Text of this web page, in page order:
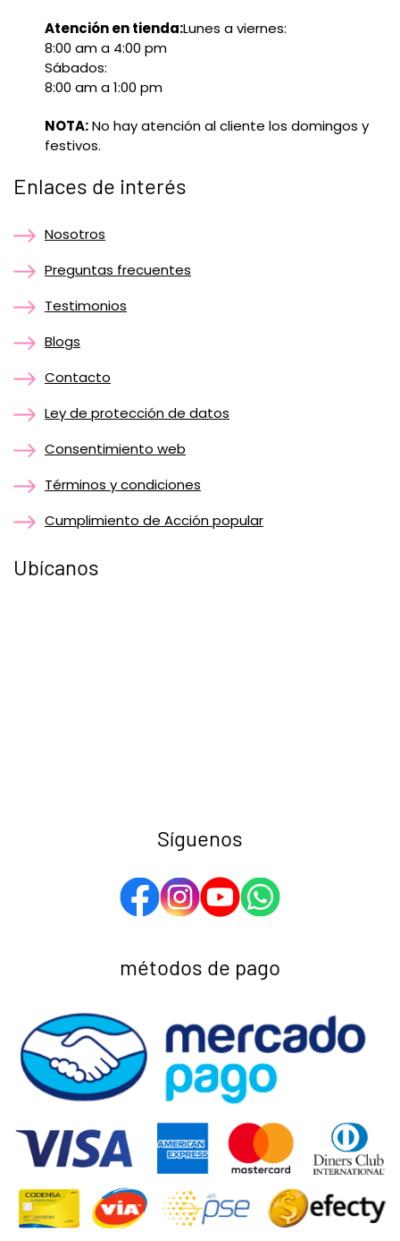
Atención en tienda:Lunes a viernes:
8:00 am a 4:00 pm
Sábados:
8:00 am a 1:00 pm
NOTA:No hay atención al cliente los domingos y
festivos.
Enlaces de interés
Nosotros
Preguntas frecuentes
Testimonios
Blogs
Contacto
Ley de protección de datos
Consentimiento web
Términos y condiciones
Cumplimiento de Acción popular
Ubícanos
Síguenos
métodos de pago